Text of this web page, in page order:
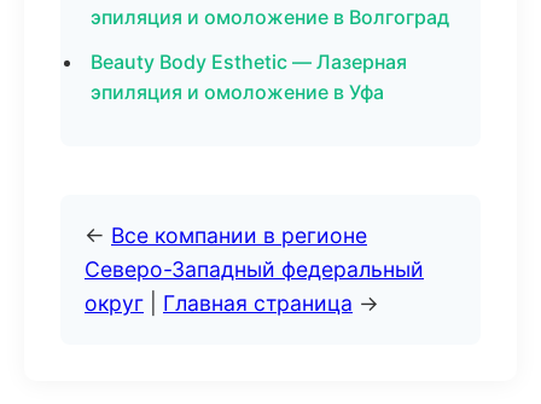
эпиляция и омоложение в Волгоград
Beauty Body Esthetic — Лазерная
эпиляция и омоложение в Уфа
← Все компании в регионе
Северо-Западный федеральный
округ
Главная страница →